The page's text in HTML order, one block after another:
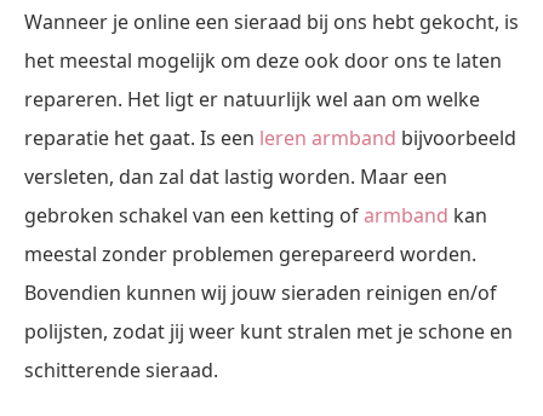
Wanneer je online een sieraad bij ons hebt gekocht, is
het meestal mogelijk om deze ook door ons te laten
repareren. Het ligt er natuurlijk wel aan om welke
reparatie het gaat. Is een leren armband bijvoorbeeld
versleten, dan zal dat lastig worden. Maar een
gebroken schakel van een ketting ofarmband kan
meestal zonder problemen gerepareerd worden.
Bovendien kunnen wij jouw sieraden reinigen en/of
polijsten, zodat jij weer kunt stralen met je schone en
schitterende sieraad.